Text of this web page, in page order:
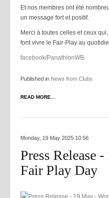
Et nos membres ont été
un message fort et positif.
Merci à toutes celles et ceux
font vivre le Fair-Play au
facebook/PanathlonWB
Published in News from Clubs
READ MORE...
Monday, 19 May 2025 10:56
Press Release
Fair Play Day